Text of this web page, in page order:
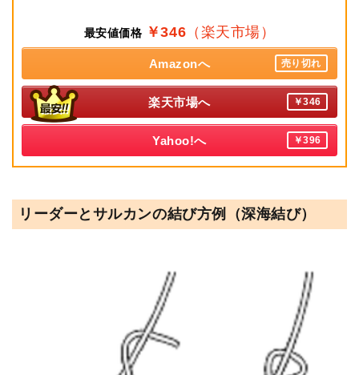
最安値価格 ￥346 （楽天市場）
Amazonへ 売り切れ
楽天市場へ ￥346
Yahoo!へ ￥396
リーダーとサルカンの結び方例（深海結び）